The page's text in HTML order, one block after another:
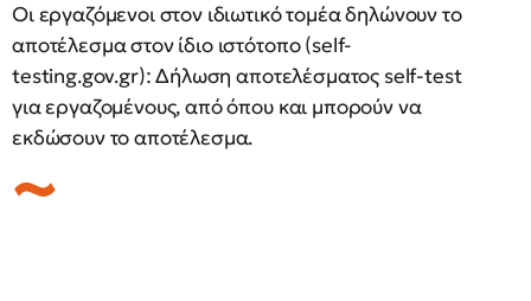
Οι εργαζόμενοι στον ιδιωτικό τομέα δηλώνουν το
αποτέλεσμα στον ίδιο ιστότοπο (self-
testing.gov.gr): Δήλωση αποτελέσματος self-test
για εργαζομένους, από όπου και μπορούν να
εκδώσουν το αποτέλεσμα.